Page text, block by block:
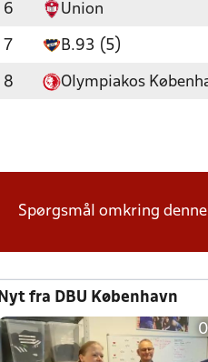
6 Union
7 B.93 (5)
8 Olympiakos
Spørgsmål omkring
Nyt fra DBU København